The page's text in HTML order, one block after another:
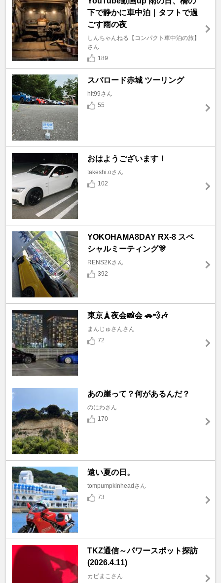
下で静かに車中泊｜タフトで過
ごす雨の夜
しんちゃんねる【コンパクト車中泊の旅】
さん
189
スバロード赤城 ツーリング
hit99さん
55
おはようございます！
takeshi.oさん
102
YOKOHAMA8DAY RX-8 スペ
シャルミーティング🎊
RENS2Kさん
392
東京🗼夜会📸会 🚗💨🎶
まんじゅさんさん
72
あの崖って？何があるんだ？
のにわさん
170
遠い夏の日。
tompumpkinheadさん
73
TKZ通信～パワースポット探訪
(2026.4.11)
カピまこさん